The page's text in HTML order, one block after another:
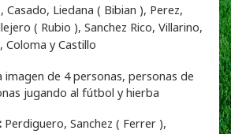
Casado, Liedana ( Bibian ), Perez,
( Rubio ), Sanchez Rico, Villarino,
Coloma y Castillo
Perdiguero, Sanchez ( Ferrer ),